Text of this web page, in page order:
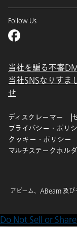
Follow Us
当社を騙る不審
当社SNSなりすま
せ
ディスクレーマー
プライバシー・ポリ
クッキー・ポリシー
マルチステークホル
アビーム、ABeam 及び
Do Not Sell or